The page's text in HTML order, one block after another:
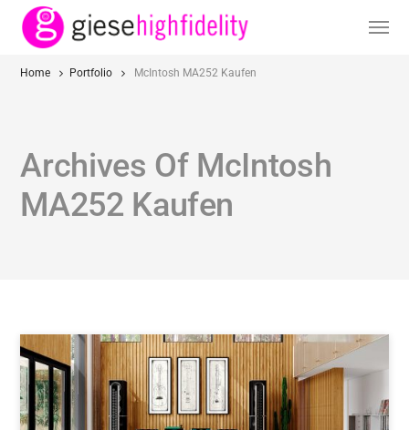
Home Portfolio McIntosh MA252 Kaufen
Archives Of McIntosh
MA252 Kaufen